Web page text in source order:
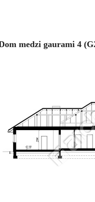
medzi gaurami 4